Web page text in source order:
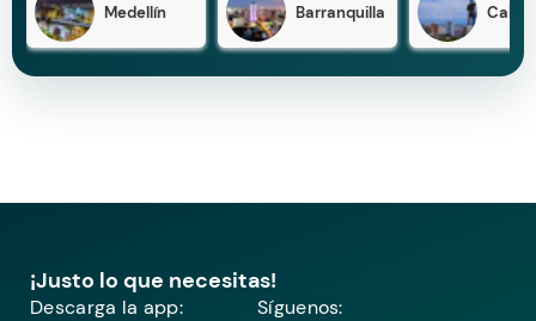
Medellín Barranquilla Cali
¡Justo lo que necesitas!
Descarga la app: Síguenos: